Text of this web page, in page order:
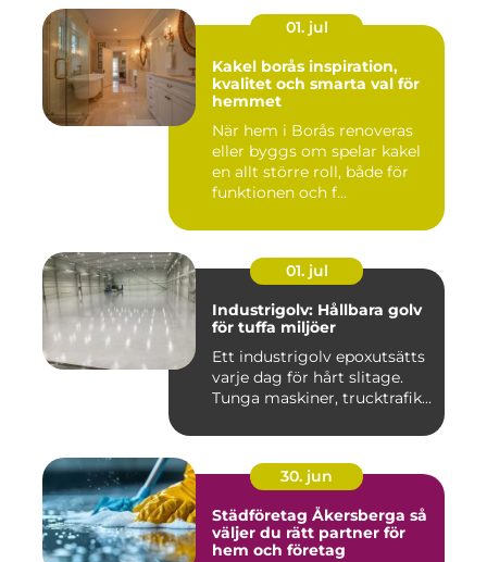
01. jul
Kakel borås inspiration,
kvalitet och smarta val för
hemmet
När hem i Borås renoveras
eller byggs om spelar kakel
en allt större roll, både för
funktionen och f...
01. jul
Industrigolv: Hållbara golv
för tuffa miljöer
Ett industrigolv epoxutsätts
varje dag för hårt slitage.
Tunga maskiner, trucktrafik...
30. jun
Städföretag Åkersberga så
väljer du rätt partner för
hem och företag